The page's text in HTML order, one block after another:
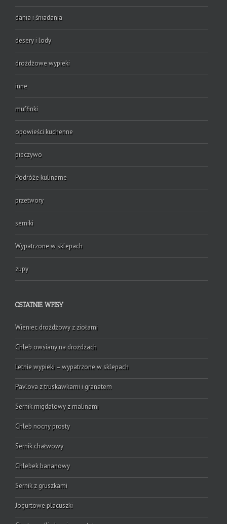
dania i śniadania
desery i lody
drożdżowe wypieki
inne
muffinki
opowieści kuchenne
pieczywo
Podróże kulinarne
przetwory
serniki
Wypatrzone w sklepach
zupy
OSTATNIE WPISY
Wieniec drożdżowy z ziołami
Chleb owsiany na drożdżach
Letnie wypieki – wypatrzone w sklepach
Pavlova z truskawkami i granatem
Sernik migdałowy z malinami
Chleb nocny prosty
Sernik chałwowy
Chlebek bananowy
Sernik z gruszkami
Jogurtowe placuszki